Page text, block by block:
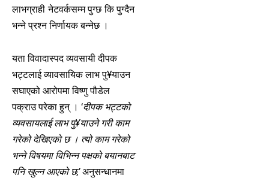
लाभग्राही नेटवर्कसम्म पुग्छ कि पुग्दैन
भन्ने प्रश्न निर्णायक बन्नेछ ।
यता विवादास्पद व्यवसायी दीपक
भट्टलाई व्यावसायिक लाभ पु¥याउन
सघाएको आरोपमा विष्णु पौडेल
पक्राउ परेका हुन् । ‘दीपक भट्टको
व्यवसायलाई लाभ पु¥याउने गरी काम
गरेको देखिएको छ । त्यो काम गरेको
भन्ने विषयमा विभिन्न पक्षको बयानबाट
पनि खुल्न आएको छ,’अनुसन्धानमा